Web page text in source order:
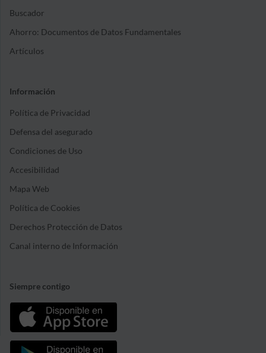
Buscador
Ahorro: Documentos de Datos Fundamentales
Artículos
Información
Política de Privacidad
Defensa del asegurado
Condiciones de Uso
Accesibilidad
Mapa Web
Política de Cookies
Derechos Protección de Datos
Canal interno de Información
Siempre contigo